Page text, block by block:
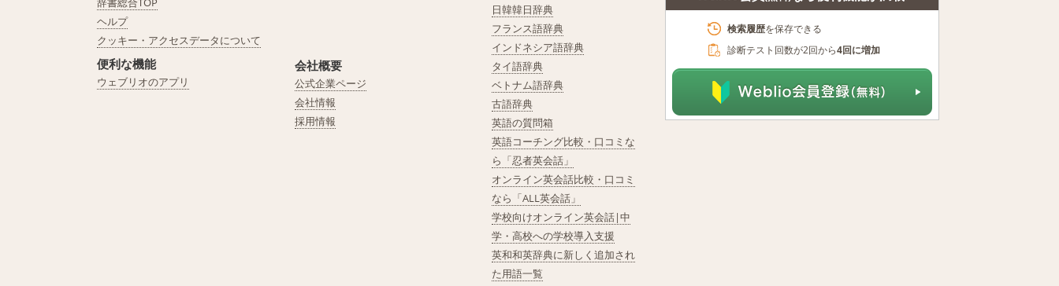
ヘルプ
クッキー・アクセスデータについて
便利な機能
ウェブリオのアプリ
会社概要
公式企業ページ
会社情報
採用情報
日韓韓日辞典
フランス語辞典
インドネシア語辞典
タイ語辞典
ベトナム語辞典
古語辞典
英語の質問箱
英語コーチング比較・口コミな
ら「忍者英会話」
オンライン英会話比較・口コミ
なら「ALL英会話」
学校向けオンライン英会話|中
学・高校への学校導入支援
英和和英辞典に新しく追加され
た用語一覧
検索履歴を保存できる
診断テスト回数が2回から4回に増加